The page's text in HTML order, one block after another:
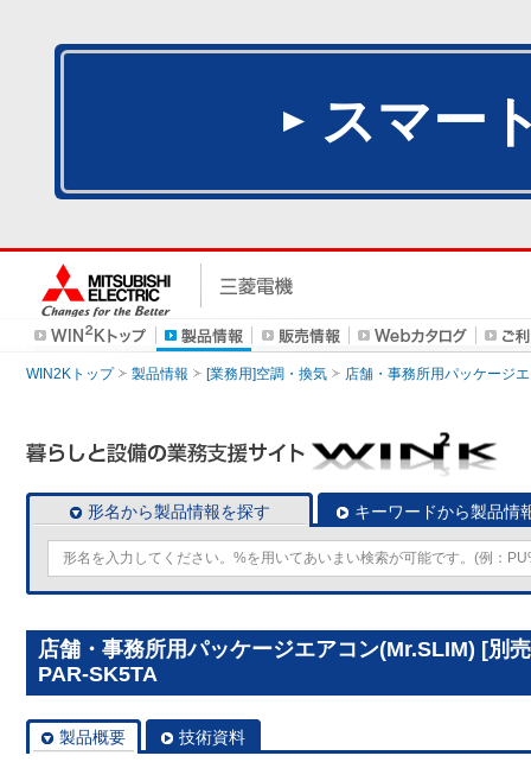
スマー
WIN2Kトップ 製品情報 [業務用]空調・換気 店舗・事務所用パッケージ
形名から製品情報を探す キーワードから製品情
店舗・事務所用パッケージエアコン(Mr.SLIM) [別
PAR-SK5TA
製品概要 技術資料